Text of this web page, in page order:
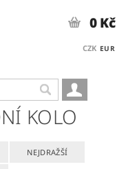
CZK EUR
0 Kč
KOLO
NEJDRAŽŠÍ